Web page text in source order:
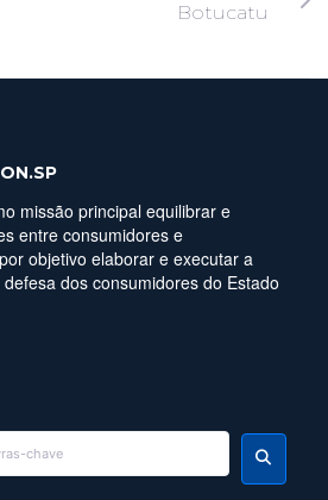
Botucatu
missão principal equilibrar e
entre consumidores e
objetivo elaborar e executar a
dos consumidores do Estado